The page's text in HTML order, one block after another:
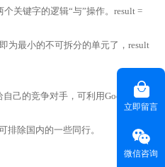
个关键字的逻辑“与”操作。 result =
即为最小的不可拆分的单元了， result
己的竞争对手，可利用Google 用减
排除国内的一些同行。
立即留言
微信咨询